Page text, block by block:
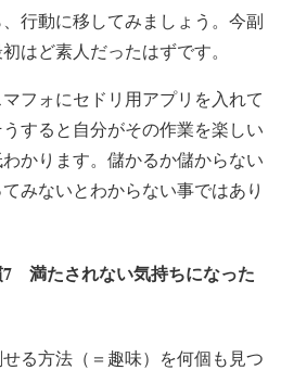
行動に移してみましょう。今副
はど素人だったはずです。
フォにセドリ用アプリを入れて
すると自分がその作業を楽しい
かります。 儲かるか儲からない
みないとわからない事ではあり
満たされない気持ちになった
る方法（＝趣味）を何個も見つ